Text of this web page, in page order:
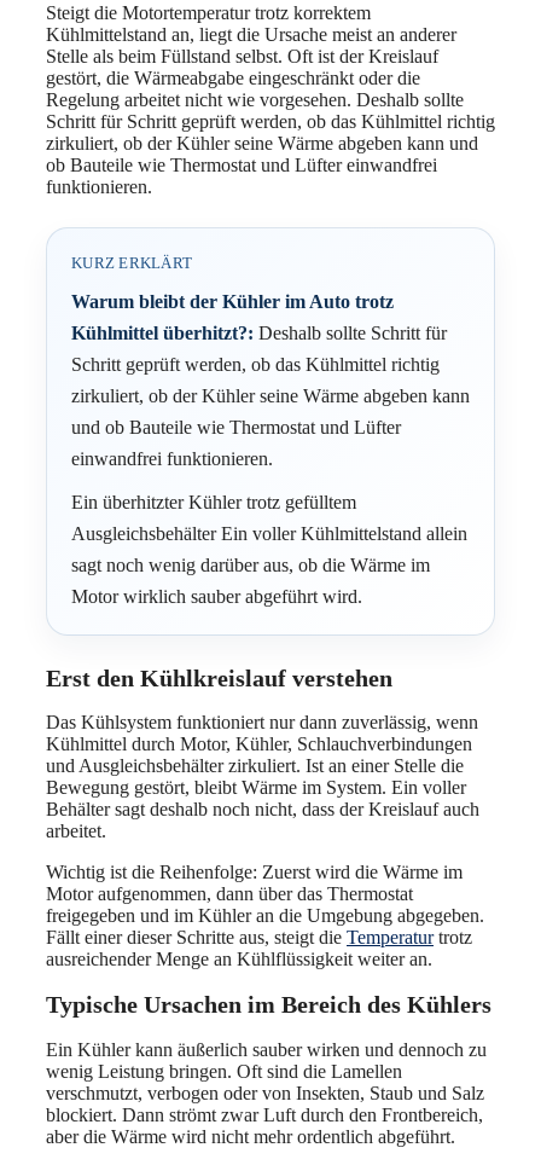
Steigt die Motortemperatur trotz korrektem
Kühlmittelstand an, liegt die Ursache meist an anderer
Stelle als beim Füllstand selbst. Oft ist der Kreislauf
gestört, die Wärmeabgabe eingeschränkt oder die
Regelung arbeitet nicht wie vorgesehen. Deshalb sollte
Schritt für Schritt geprüft werden, ob das Kühlmittel richtig
zirkuliert, ob der Kühler seine Wärme abgeben kann und
ob Bauteile wie Thermostat und Lüfter einwandfrei
funktionieren.
KURZ ERKLÄRT
Warum bleibt der Kühler im Auto trotz
Kühlmittel überhitzt?: Deshalb sollte Schritt für
Schritt geprüft werden, ob das Kühlmittel richtig
zirkuliert, ob der Kühler seine Wärme abgeben kann
und ob Bauteile wie Thermostat und Lüfter
einwandfrei funktionieren.
Ein überhitzter Kühler trotz gefülltem
Ausgleichsbehälter Ein voller Kühlmittelstand allein
sagt noch wenig darüber aus, ob die Wärme im
Motor wirklich sauber abgeführt wird.
Erst den Kühlkreislauf verstehen
Das Kühlsystem funktioniert nur dann zuverlässig, wenn
Kühlmittel durch Motor, Kühler, Schlauchverbindungen
und Ausgleichsbehälter zirkuliert. Ist an einer Stelle die
Bewegung gestört, bleibt Wärme im System. Ein voller
Behälter sagt deshalb noch nicht, dass der Kreislauf auch
arbeitet.
Wichtig ist die Reihenfolge: Zuerst wird die Wärme im
Motor aufgenommen, dann über das Thermostat
freigegeben und im Kühler an die Umgebung abgegeben.
Fällt einer dieser Schritte aus, steigt die Temperaturtrotz
ausreichender Menge an Kühlflüssigkeit weiter an.
Typische Ursachen im Bereich des Kühlers
Ein Kühler kann äußerlich sauber wirken und dennoch zu
wenig Leistung bringen. Oft sind die Lamellen
verschmutzt, verbogen oder von Insekten, Staub und Salz
blockiert. Dann strömt zwar Luft durch den Frontbereich,
aber die Wärme wird nicht mehr ordentlich abgeführt.